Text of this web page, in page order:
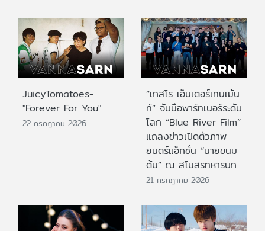
JuicyTomatoes-
"Forever For You"
22 กรกฎาคม 2026
“เกสโร เอ็นเตอร์เทนเม้น
ท์” จับมือพาร์ทเนอร์ระดับ
โลก “Blue River Film”
แถลงข่าวเปิดตัวภาพ
ยนตร์แอ็กชั่น “นายขนม
ต้ม” ณ สโมสรทหารบก
21 กรกฎาคม 2026